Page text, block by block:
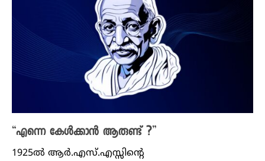
“എന്നെ കേൾക്കാൻ ആരുണ്ട് ?”
1925ൽ ആർ.എസ്.എസ്സിന്റെ